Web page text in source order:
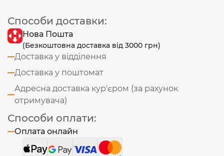
Способи доставки:
Нова Пошта
(Безкоштовна доставка від 3000 грн)
Доставка у відділення
Доставка у поштомат
Адресна доставка кур'єром (за рахунок
отримувача)
Способи оплати:
Оплата онлайн